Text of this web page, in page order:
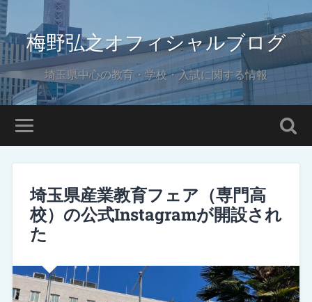
梅野弘之オフィシャルブログ
埼玉県中心の教育・学校・入試に関する情報
埼玉県産業教育フェア（専門高
校）の公式Instagramが開設され
た